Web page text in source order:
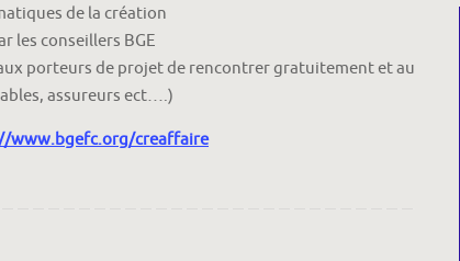
de la création
les conseillers BGE
porteurs de projet de rencontrer gratuitement et au
assureurs ect….)
www.bgefc.org/creaffaire